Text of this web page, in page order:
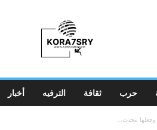
أخبار الترفيه ثقافة حرب
تتحدث...